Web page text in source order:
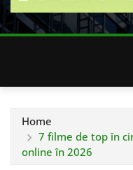
Home
7 filme de top în
online în 2026